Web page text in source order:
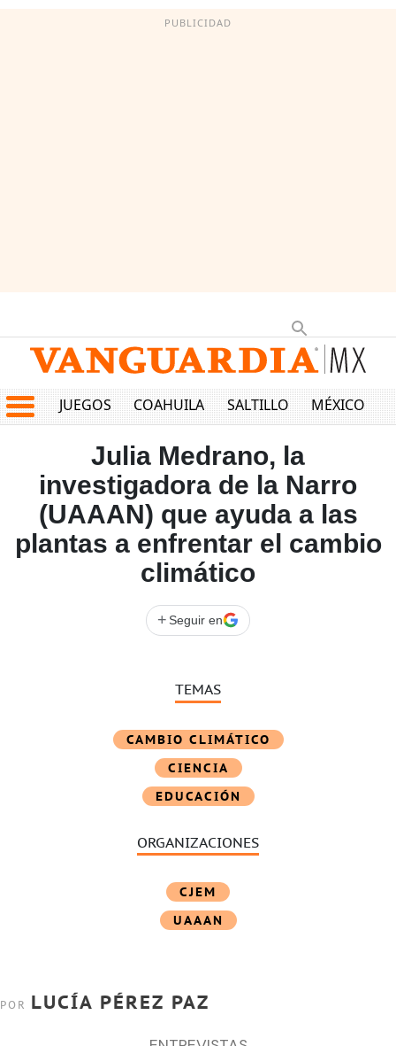
PUBLICIDAD
JUEGOS COAHUILA SALTILLO MÉXICO
Julia Medrano, la
investigadora de la Narro
(UAAAN) que ayuda a las
plantas a enfrentar el cambio
climático
+ Seguir en
TEMAS
CAMBIO CLIMÁTICO
CIENCIA
EDUCACIÓN
ORGANIZACIONES
CJEM
UAAAN
POR LUCÍA PÉREZ PAZ